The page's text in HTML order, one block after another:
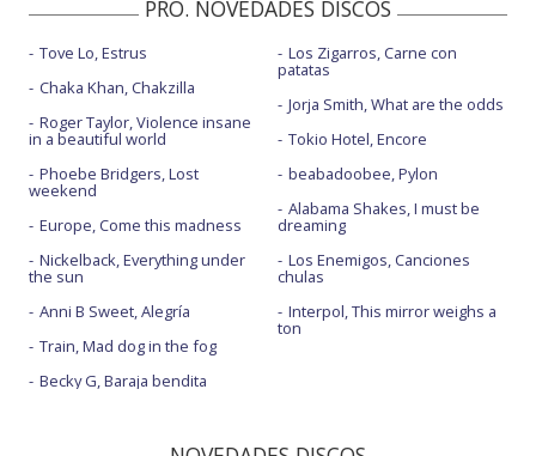
PRO. NOVEDADES DISCOS
Tove Lo, Estrus
Chaka Khan, Chakzilla
Roger Taylor, Violence insane
in a beautiful world
Phoebe Bridgers, Lost
weekend
Europe, Come this madness
Nickelback, Everything under
the sun
Anni B Sweet, Alegría
Train, Mad dog in the fog
Becky G, Baraja bendita
Los Zigarros, Carne con
patatas
Jorja Smith, What are the odds
Tokio Hotel, Encore
beabadoobee, Pylon
Alabama Shakes, I must be
dreaming
Los Enemigos, Canciones
chulas
Interpol, This mirror weighs a
ton